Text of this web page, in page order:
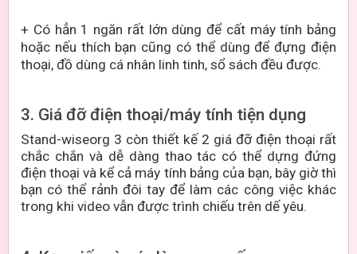
+ Có hẳn 1 ngăn rất lớn dùng để cất máy tính bảng
hoặc nếu thích bạn cũng có thể dùng để đựng điện
thoại, đồ dùng cá nhân linh tinh, sổ sách đều được.
3. Giá đỡ điện thoại/máy tính tiện dụng
Stand-wiseorg 3 còn thiết kế 2 giá đỡ điện thoại rất
chắc chắn và dễ dàng thao tác có thể dựng đứng
điện thoại và kể cả máy tính bảng của bạn, bây giờ thì
bạn có thể rảnh đôi tay để làm các công việc khác
trong khi video vẫn được trình chiếu trên dế yêu.